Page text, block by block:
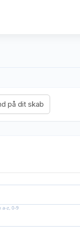
z, 0-9